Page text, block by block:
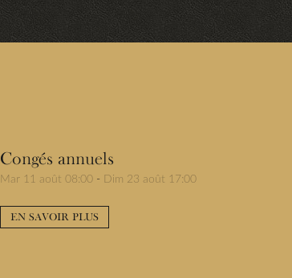
Congés annuels
Mar 11 août 08:00- Dim 23 août 17:00
EN SAVOIR PLUS